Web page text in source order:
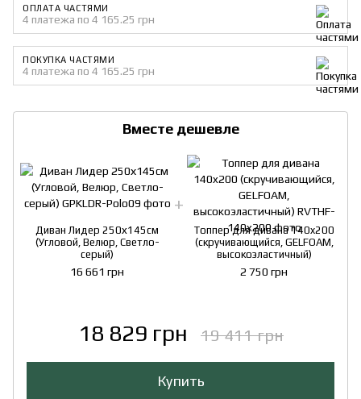
ОПЛАТА ЧАСТЯМИ
4 платежа по 4 165.25 грн
ПОКУПКА ЧАСТЯМИ
4 платежа по 4 165.25 грн
Вместе дешевле
Диван Лидер 250х145см
(Угловой, Велюр, Светло-
серый)
16 661 грн
Топпер для дивана 140x200
(скручивающийся, GELFOAM,
высокоэластичный)
2 750 грн
18 829 грн 19 411 грн
Купить